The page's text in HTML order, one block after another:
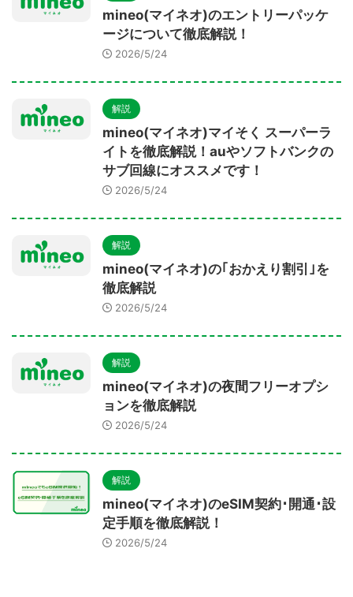
mineo(マイネオ)のエントリーパッケ
ージについて徹底解説！
2026/5/24
解説
mineo(マイネオ)マイそく スーパーラ
イトを徹底解説！auやソフトバンクの
サブ回線にオススメです！
2026/5/24
解説
mineo(マイネオ)の｢おかえり割引｣を
徹底解説
2026/5/24
解説
mineo(マイネオ)の夜間フリーオプシ
ョンを徹底解説
2026/5/24
解説
mineo(マイネオ)のeSIM契約･開通･設
定手順を徹底解説！
2026/5/24